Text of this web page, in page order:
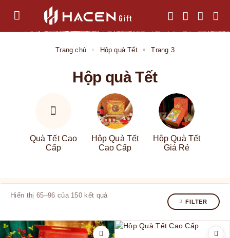
Trang chủ Hộp quà Tết Trang 3
Hộp quà Tết
Quà Tết Cao
Cấp
Hộp Quà Tết
Cao Cấp
Hộp Quà Tết
Giá Rẻ
Hiển thị 65–96 của 150 kết quả
FILTER